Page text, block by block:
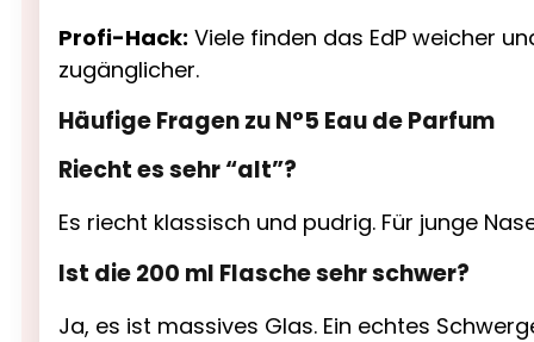
Profi-Hack: Viele finden das EdP weicher
zugänglicher.
Häufige Fragen zu N°5 Eau de Parfum
Riecht es sehr “alt”?
Es riecht klassisch und pudrig. Für junge
Ist die 200 ml Flasche sehr schwer?
Ja, es ist massives Glas. Ein echtes